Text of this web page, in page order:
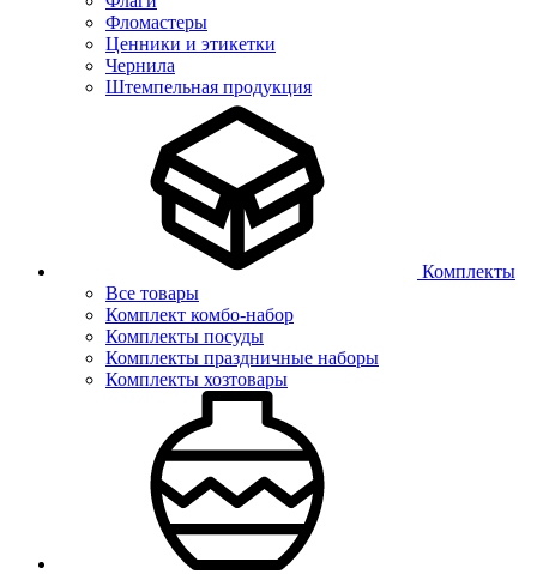
Фломастеры
Ценники и этикетки
Чернила
Штемпельная продукция
Комплекты
Все товары
Комплект комбо-набор
Комплекты посуды
Комплекты праздничные наборы
Комплекты хозтовары